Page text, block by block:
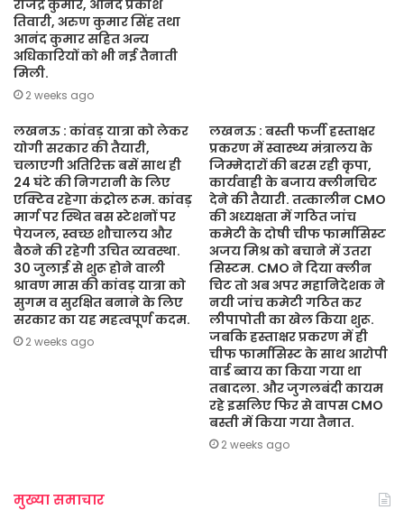
राजेंद्र कुमार, आनंद प्रकाश
तिवारी, अरुण कुमार सिंह तथा
आनंद कुमार सहित अन्य
अधिकारियों को भी नई तैनाती
मिली.
2 weeks ago
लखनऊ : कांवड़ यात्रा को लेकर
योगी सरकार की तैयारी,
चलाएगी अतिरिक्त बसें साथ ही
24 घंटे की निगरानी के लिए
एक्टिव रहेगा कंट्रोल रूम. कांवड़
मार्ग पर स्थित बस स्टेशनों पर
पेयजल, स्वच्छ शौचालय और
बैठने की रहेगी उचित व्यवस्था.
30 जुलाई से शुरू होने वाली
श्रावण मास की कांवड़ यात्रा को
सुगम व सुरक्षित बनाने के लिए
सरकार का यह महत्वपूर्ण कदम.
2 weeks ago
लखनऊ : बस्ती फर्जी हस्ताक्षर
प्रकरण में स्वास्थ्य मंत्रालय के
जिम्मेदारों की बरस रही कृपा,
कार्यवाही के बजाय क्लीनचिट
देने की तैयारी. तत्कालीन CMO
की अध्यक्षता में गठित जांच
कमेटी के दोषी चीफ फार्मासिस्ट
अजय मिश्र को बचाने में उतरा
सिस्टम. CMO ने दिया क्लीन
चिट तो अब अपर महानिदेशक ने
नयी जांच कमेटी गठित कर
लीपापोती का खेल किया शुरू.
जबकि हस्ताक्षर प्रकरण में ही
चीफ फार्मासिस्ट के साथ आरोपी
वार्ड ब्वाय का किया गया था
तबादला. और जुगलबंदी कायम
रहे इसलिए फिर से वापस CMO
बस्ती में किया गया तैनात.
2 weeks ago
मुख्या समाचार